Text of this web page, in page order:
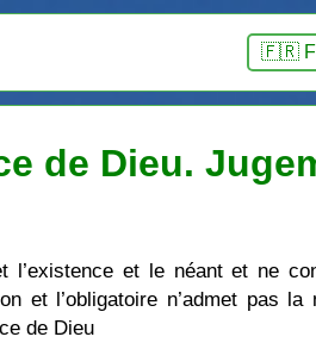
🇫🇷
de Dieu.
et le néant et ne
et l’obligatoire n’admet pas
de Dieu